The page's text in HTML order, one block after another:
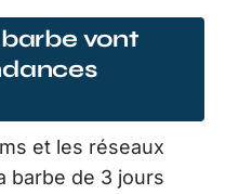
vont
et les réseaux
barbe de 3 jours